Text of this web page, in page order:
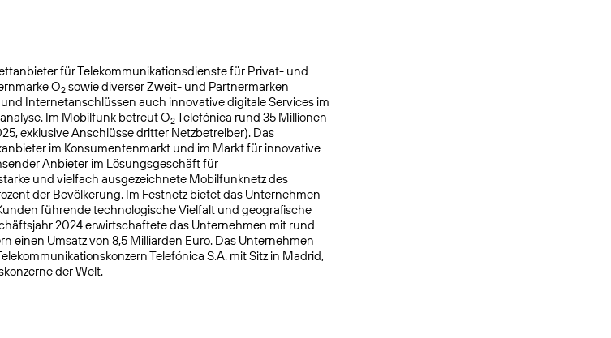
für Telekommunikationsdienste für Privat- und
O2 sowie diverser Zweit- und Partnermarken
Internetanschlüssen auch innovative digitale Services im
Im Mobilfunk betreut O2Telefónica rund 35 Millionen
exklusive Anschlüsse dritter Netzbetreiber). Das
im Konsumentenmarkt und im Markt für innovative
Anbieter im Lösungsgeschäft für
und vielfach ausgezeichnete Mobilfunknetz des
der Bevölkerung. Im Festnetz bietet das Unternehmen
führende technologische Vielfalt und geografische
2024 erwirtschaftete das Unternehmen mit rund
einen Umsatz von 8,5 Milliarden Euro. Das Unternehmen
Telefónica S.A. mit Sitz in Madrid,
der Welt.